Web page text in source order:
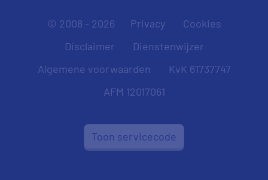
© 2008 - 2026 Privacy
Cookies
Disclaimer
Dienstenwijzer
Algemene voorwaarden
KvK 61737747
AFM 12017061
Toon servicecode